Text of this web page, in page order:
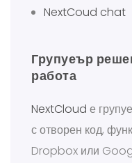
NextCoud chat
Групуеър
работа
NextCloud е
с отворен код,
Dropbox или